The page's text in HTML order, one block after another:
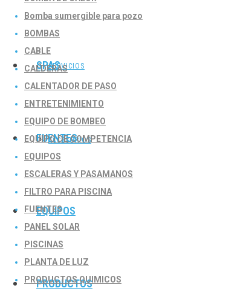
SERVICIOS
ACCESORIOS
SPAS
FUENTES
EQUIPOS
PRODUCTOS
Bomba sumergible para pozo
BOMBAS
CABLE
CALDERAS
CALENTADOR DE PASO
ENTRETENIMIENTO
EQUIPO DE BOMBEO
EQUIPO DE COMPETENCIA
EQUIPOS
ESCALERAS Y PASAMANOS
FILTRO PARA PISCINA
FUENTES
PANEL SOLAR
PISCINAS
PLANTA DE LUZ
PRODUCTOS QUIMICOS